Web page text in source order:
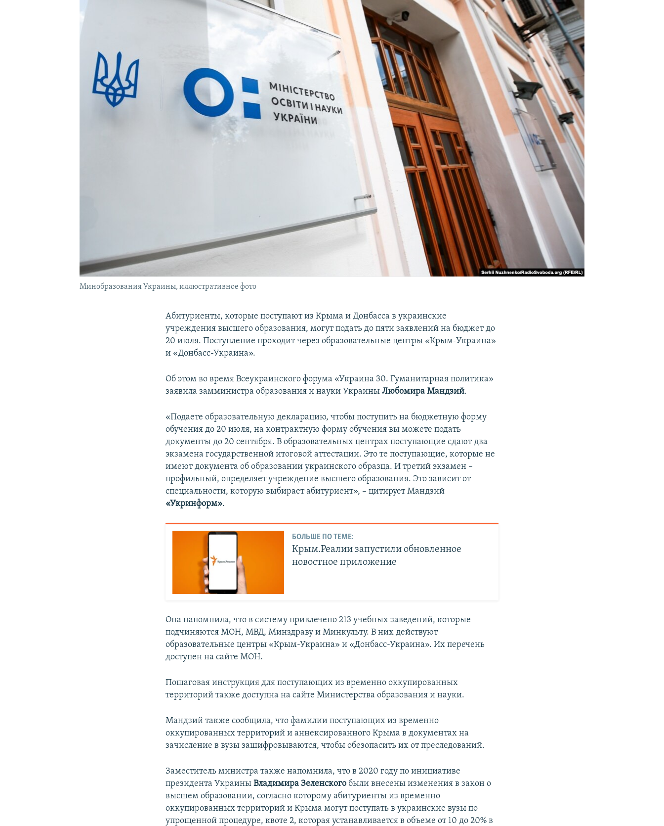
КРЫМ.НЕПОКОРЕННЫЙ
УКРАИНСКАЯ ПРОБЛЕМА КРЫМА
Минобразования Украины, иллюстративное фото
Абитуриенты, которые поступают из Крыма и Донбасса в украинские
учреждения высшего образования, могут подать до пяти заявлений на бюджет до
20 июля. Поступление проходит через образовательные центры «Крым-Украина»
и «Донбасс-Украина».
Об этом во время Всеукраинского форума «Украина 30. Гуманитарная политика»
заявила замминистра образования и науки УкраиныЛюбомира Мандзий.
«Подаете образовательную декларацию, чтобы поступить на бюджетную форму
обучения до 20 июля, на контрактную форму обучения вы можете подать
документы до 20 сентября. В образовательных центрах поступающие сдают два
экзамена государственной итоговой аттестации. Это те поступающие, которые не
имеют документа об образовании украинского образца. И третий экзамен –
профильный, определяет учреждение высшего образования. Это зависит от
специальности, которую выбирает абитуриент», – цитирует Мандзий
«Укринформ».
БОЛЬШЕ ПО ТЕМЕ:
Крым.Реалии запустили обновленное
новостное приложение
Она напомнила, что в систему привлечено 213 учебных заведений, которые
подчиняются МОН, МВД, Минздраву и Минкульту. В них действуют
образовательные центры «Крым-Украина» и «Донбасс-Украина». Их перечень
доступен на сайте МОН.
Пошаговая инструкция для поступающих из временно оккупированных
территорий также доступна на сайте Министерства образования и науки.
Мандзий также сообщила, что фамилии поступающих из временно
оккупированных территорий и аннексированного Крыма в документах на
зачисление в вузы зашифровываются, чтобы обезопасить их от преследований.
Заместитель министра также напомнила, что в 2020 году по инициативе
президента УкраиныВладимира Зеленского были внесены изменения в закон о
высшем образовании, согласно которому абитуриенты из временно
оккупированных территорий и Крыма могут поступать в украинские вузы по
упрощенной процедуре, квоте 2, которая устанавливается в объеме от 10 до 20% в